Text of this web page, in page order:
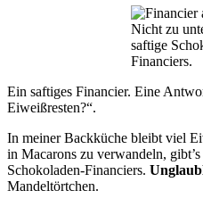
Nicht zu
saftige
Financiers.
Ein saftiges Financier. Eine
Eiweißresten?“.
In meiner Backküche bleibt viel
in Macarons zu verwandeln,
Schokoladen-Financiers.
Mandeltörtchen.